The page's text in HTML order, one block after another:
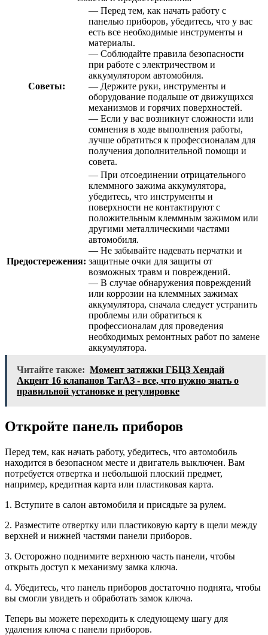
Советы:
— Перед тем, как начать работу с
панелью приборов, убедитесь, что у вас
есть все необходимые инструменты и
материалы.
— Соблюдайте правила безопасности
при работе с электричеством и
аккумулятором автомобиля.
— Держите руки, инструменты и
оборудование подальше от движущихся
механизмов и горячих поверхностей.
— Если у вас возникнут сложности или
сомнения в ходе выполнения работы,
лучше обратиться к профессионалам для
получения дополнительной помощи и
совета.
Предостережения:
— При отсоединении отрицательного
клеммного зажима аккумулятора,
убедитесь, что инструменты и
поверхности не контактируют с
положительным клеммным зажимом или
другими металлическими частями
автомобиля.
— Не забывайте надевать перчатки и
защитные очки для защиты от
возможных травм и повреждений.
— В случае обнаружения повреждений
или коррозии на клеммных зажимах
аккумулятора, сначала следует устранить
проблемы или обратиться к
профессионалам для проведения
необходимых ремонтных работ по замене
аккумулятора.
Читайте также: Момент затяжки ГБЦЗ Хендай
Акцент 16 клапанов ТагАЗ - все, что нужно знать о
правильной установке и регулировке
Откройте панель приборов
Перед тем, как начать работу, убедитесь, что автомобиль
находится в безопасном месте и двигатель выключен. Вам
потребуется отвертка и небольшой плоский предмет,
например, кредитная карта или пластиковая карта.
1. Вступите в салон автомобиля и присядьте за рулем.
2. Разместите отвертку или пластиковую карту в щели между
верхней и нижней частями панели приборов.
3. Осторожно поднимите верхнюю часть панели, чтобы
открыть доступ к механизму замка ключа.
4. Убедитесь, что панель приборов достаточно поднята, чтобы
вы смогли увидеть и обработать замок ключа.
Теперь вы можете переходить к следующему шагу для
удаления ключа с панели приборов.